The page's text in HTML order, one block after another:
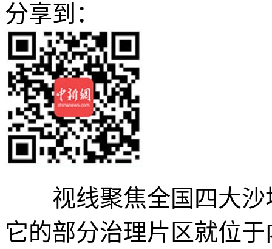
分享到：
视线聚焦全国四大沙
它的部分治理片区就位